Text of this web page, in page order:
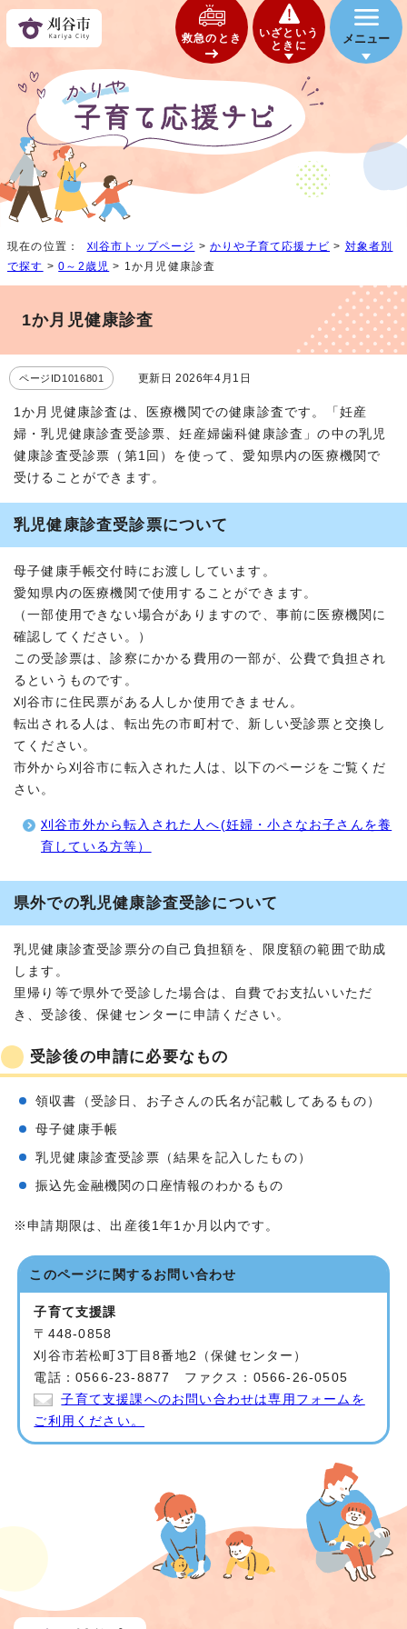
救急のとき
いざという
ときに
メニュー
現在の位置： 刈谷市トップページ >かりや子育て応援ナビ > 対象者別
で探す >0～2歳児 > 1か月児健康診査
1か月児健康診査
ページID1016801 更新日 2026年4月1日
1か月児健康診査は、医療機関での健康診査です。「妊産
婦・乳児健康診査受診票、妊産婦歯科健康診査」の中の乳児
健康診査受診票（第1回）を使って、愛知県内の医療機関で
受けることができます。
乳児健康診査受診票について
母子健康手帳交付時にお渡ししています。
愛知県内の医療機関で使用することができます。
（一部使用できない場合がありますので、事前に医療機関に
確認してください。）
この受診票は、診察にかかる費用の一部が、公費で負担され
るというものです。
刈谷市に住民票がある人しか使用できません。
転出される人は、転出先の市町村で、新しい受診票と交換し
てください。
市外から刈谷市に転入された人は、以下のページをご覧くだ
さい。
刈谷市外から転入された人へ(妊婦・小さなお子さんを養
育している方等）
県外での乳児健康診査受診について
乳児健康診査受診票分の自己負担額を、限度額の範囲で助成
します。
里帰り等で県外で受診した場合は、自費でお支払いいただ
き、受診後、保健センターに申請ください。
受診後の申請に必要なもの
領収書（受診日、お子さんの氏名が記載してあるもの）
母子健康手帳
乳児健康診査受診票（結果を記入したもの）
振込先金融機関の口座情報のわかるもの
※申請期限は、出産後1年1か月以内です。
このページに関する お問い合わせ
子育て支援課
〒448-0858
刈谷市若松町3丁目8番地2（保健センター）
電話：0566-23-8877 ファクス：0566-26-0505
子育て支援課へのお問い合わせは専用フォームを
ご利用ください。